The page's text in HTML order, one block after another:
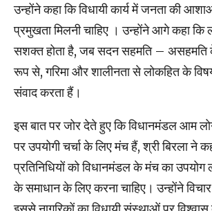
उन्होंने कहा कि विधायी कार्य में जनता की
प्रमुखता मिलनी चाहिए । उन्होंने आगे कहा कि
सशक्त होता है, जब सदन सहमति – असहमति
रूप से, गरिमा और शालीनता से लोकहित के
संवाद करता हैं।
इस बात पर जोर देते हुए कि विधानमंडल आम
पर उपयोगी चर्चा के लिए मंच हैं, श्री बिरला ने
प्रतिनिधियों को विधानमंडल के मंच का उपयोग
के समाधान के लिए करना चाहिए। उन्होंने